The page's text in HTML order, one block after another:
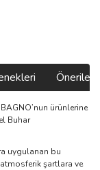
ürünlerine
Buhar
uygulanan bu
şartlara ve